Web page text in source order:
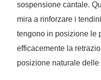
sospensione cantale.
mira a rinforzare i
tengono in posizione le
efficacemente la
posizione naturale delle